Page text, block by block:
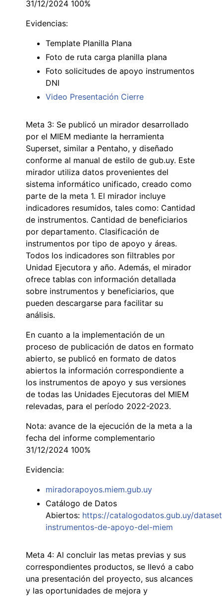
31/12/2024 100%
Evidencias:
Template Planilla Plana
Foto de ruta carga planilla plana
Foto solicitudes de apoyo instrumentos
DNI
Video Presentación Cierre
Meta 3: Se publicó un mirador desarrollado
por el MIEM mediante la herramienta
Superset, similar a Pentaho, y diseñado
conforme al manual de estilo de gub.uy. Este
mirador utiliza datos provenientes del
sistema informático unificado, creado como
parte de la meta 1. El mirador incluye
indicadores resumidos, tales como: Cantidad
de instrumentos. Cantidad de beneficiarios
por departamento. Clasificación de
instrumentos por tipo de apoyo y áreas.
Todos los indicadores son filtrables por
Unidad Ejecutora y año. Además, el mirador
ofrece tablas con información detallada
sobre instrumentos y beneficiarios, que
pueden descargarse para facilitar su
análisis.
En cuanto a la implementación de un
proceso de publicación de datos en formato
abierto, se publicó en formato de datos
abiertos la información correspondiente a
los instrumentos de apoyo y sus versiones
de todas las Unidades Ejecutoras del MIEM
relevadas, para el período 2022-2023.
Nota: avance de la ejecución de la meta a la
fecha del informe complementario
31/12/2024 100%
Evidencia:
miradorapoyos.miem.gub.uy
Catálogo de Datos
Abiertos: https://catalogodatos.gub.uy/
instrumentos-de-apoyo-del-miem
Meta 4: Al concluir las metas previas y sus
correspondientes productos, se llevó a cabo
una presentación del proyecto, sus alcances
y las oportunidades de mejora y